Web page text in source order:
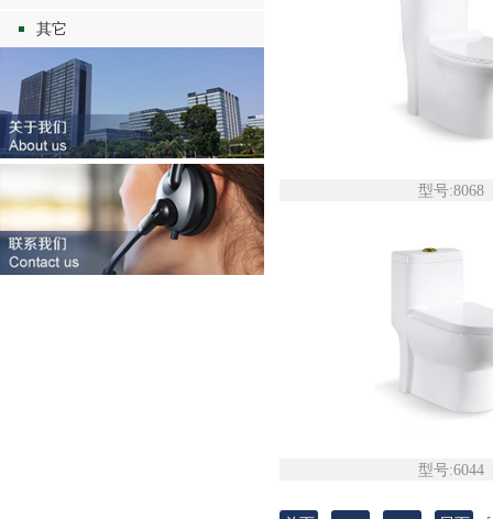
其它
型号:8068
型号:6044